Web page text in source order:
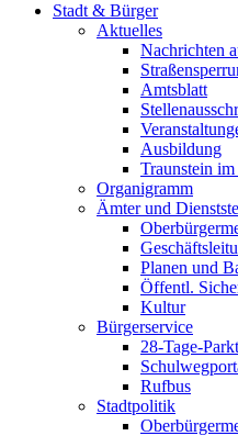
Stadt & Bürger
Aktuelles
Nachrichten
Amtsblatt
Ausbildung
Traunstein
Organigramm
Ämter und
Planen und
Öffentl.
Kultur
Bürgerservice
28-Tage-
Rufbus
Stadtpolitik